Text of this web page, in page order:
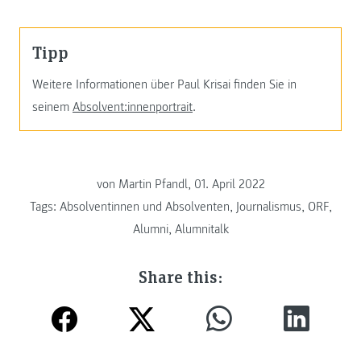
Tipp
Weitere Informationen über Paul Krisai finden Sie in
seinem Absolvent:innenportrait.
von Martin Pfandl, 01. April 2022
Tags: Absolventinnen und Absolventen, Journalismus, ORF,
Alumni, Alumnitalk
Share this: